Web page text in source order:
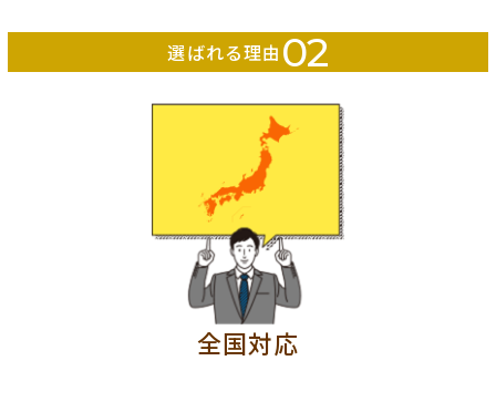
選ばれる理由 02
全国対応